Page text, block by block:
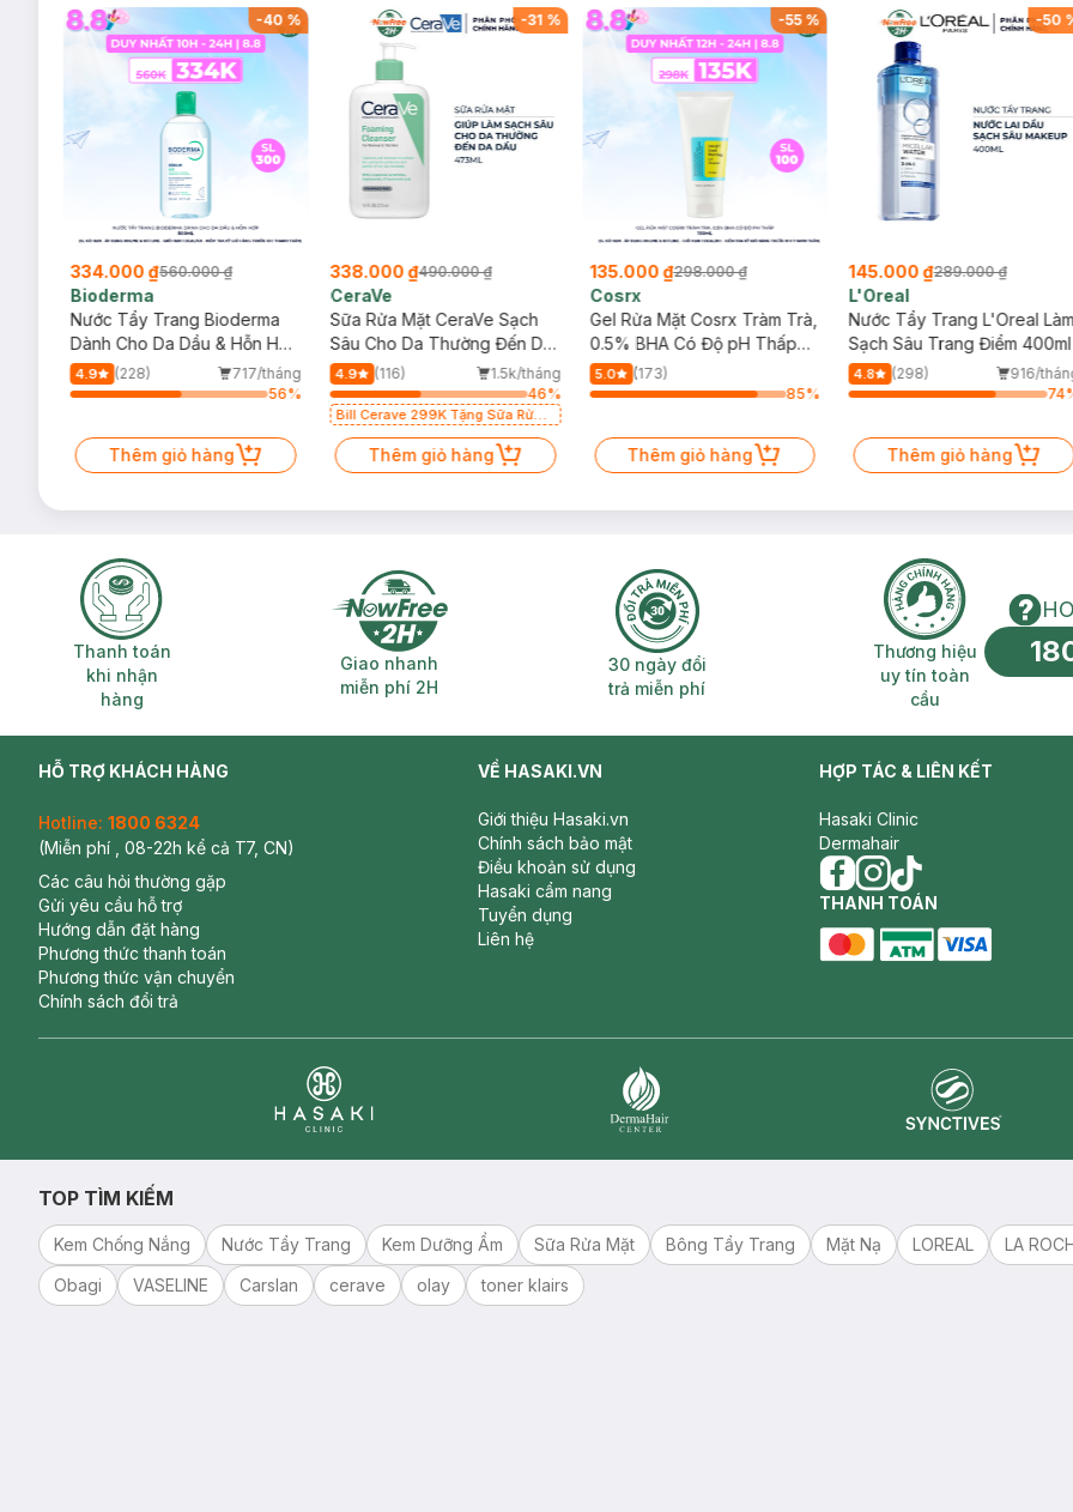
-40 %
334.000 ₫560.000 ₫
Bioderma
Nước Tẩy Trang Bioderma
Dành Cho Da Dầu & Hỗn Hợp
500ml
4.9 (228)
717/tháng
56%
Thêm giỏ hàng
-31 %
338.000 ₫490.000 ₫
CeraVe
Sữa Rửa Mặt CeraVe Sạch
Sâu Cho Da Thường Đến Da
Dầu 473ml
4.9 (116)
1.5k/tháng
46%
Bill Cerave 299K Tặng Sữa Rửa
Thêm giỏ hàng
-55%
135.000 ₫298.000 ₫
Cosrx
Gel Rửa Mặt Cosrx Tràm Trà,
0.5% BHA Có Độ pH Thấp
150ml
5.0
(173)
85%
Thêm giỏ hàng
-50
145.000 ₫289.000 ₫
L'Oreal
Nước Tẩy Trang L'Oreal Làm
Sạch Sâu Trang Điểm 400ml
4.8 (298)
916/
74
Thêm giỏ hàng
Thanh toán khi nhận hàng
Thanh toán
khi nhận
hàng
Giao nhanh miễn phí 2H
Giao nhanh
miễn phí 2H
30 ngày đổi trả miễn phí
30 ngày đổi
trả miễn phí
Thương hiệu uy
Thương hiệu
uy tín toàn
cầu
HỖ TRỢ KHÁCH HÀNG
Hotline: 1800 6324
(Miễn phí , 08-22h kể cả T7, CN)
Các câu hỏi thường gặp
Gửi yêu cầu hỗ trợ
Hướng dẫn đặt hàng
Phương thức thanh toán
Phương thức vận chuyển
Chính sách đổi trả
VỀ HASAKI.VN
Giới thiệu Hasaki.vn
Chính sách bảo mật
Điều khoản sử dụng
Hasaki cẩm nang
Tuyển dụng
Liên hệ
HỢP TÁC & LIÊN KẾT
Hasaki Clinic
Dermahair
facebook
instagram
tiktok
THANH TOÁN
TOP TÌM KIẾM
Kem Chống Nắng Nước Tẩy Trang Kem Dưỡng Ẩm Sữa Rửa Mặt Bông Tẩy Trang Mặt Nạ LOREAL LA
Obagi
VASELINE Carslan cerave olay toner klairs